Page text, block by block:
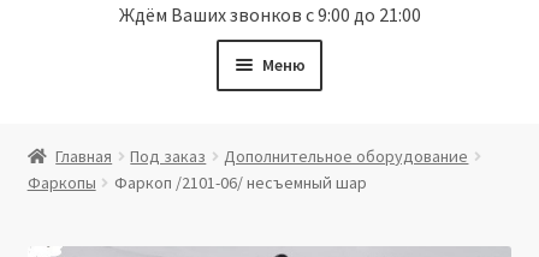
Ждём Ваших звонков с 9:00 до 21:00
Меню
Витрина
Мой аккаунт
Главная Под заказ
Дополнительное оборудование
Фаркопы
Фаркоп /2101-06/ несъемный шар